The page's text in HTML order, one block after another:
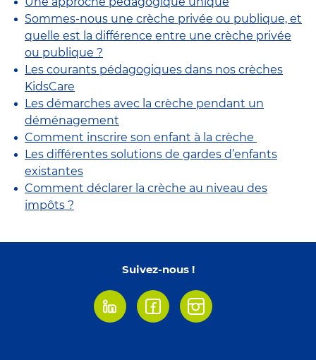
Sommes-nous une crèche privée ou publique, et
quelle est la différence entre une crèche privée
ou publique ?
Les courants pédagogiques dans nos crèches
KidsCare
Les démarches avec la crèche pendant un
déménagement
Comment inscrire son enfant à la crèche
Les différentes solutions de gardes d’enfants
existantes
Comment déclarer la crèche au niveau des
impôts ?
Suivez-nous !
LinkedinFacebookInstagram